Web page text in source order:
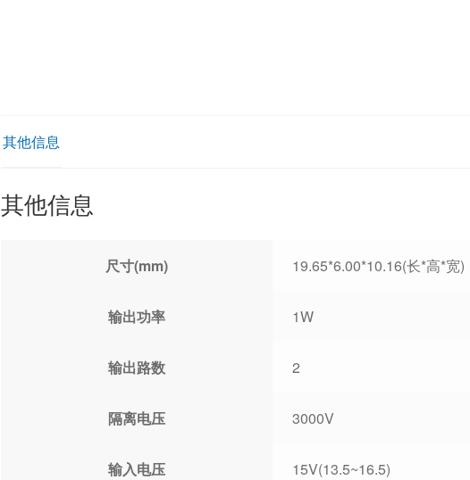
其他信息
其他信息
尺寸(mm) 19.65*6.00*10.16(长*高*宽)
输出功率 1W
输出路数 2
隔离电压 3000V
输入电压 15V(13.5~16.5)